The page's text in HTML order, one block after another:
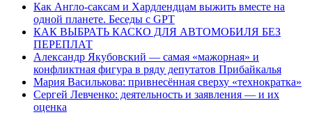
Как Англо-саксам и Хардлендцам выжить вместе на
одной планете. Беседы с GPT
КАК ВЫБРАТЬ КАСКО ДЛЯ АВТОМОБИЛЯ БЕЗ
ПЕРЕПЛАТ
Александр Якубовский — самая «мажорная» и
конфликтная фигура в ряду депутатов Прибайкалья
Мария Василькова: привнесённая сверху «технократка»
Сергей Левченко: деятельность и заявления — и их
оценка